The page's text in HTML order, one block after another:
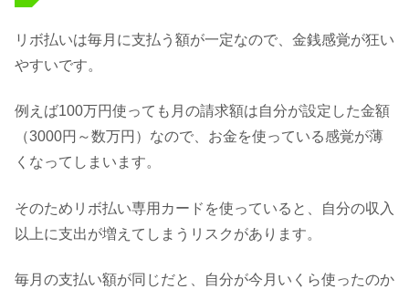
リボ払いは毎月に支払う額が一定なので、金銭感覚が狂い
やすいです。
例えば100万円使っても月の請求額は自分が設定した金額
（3000円～数万円）なので、お金を使っている感覚が薄
くなってしまいます。
そのためリボ払い専用カードを使っていると、自分の収入
以上に支出が増えてしまうリスクがあります。
毎月の支払い額が同じだと、自分が今月いくら使ったのか